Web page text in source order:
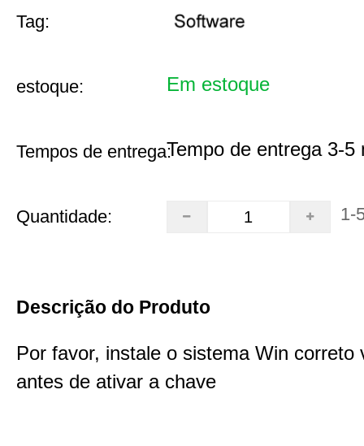
Tag:
estoque: Em estoque
Tempos de entrega:Tempo de entrega 3-5
Quantidade: 1-
Descrição do Produto
Por favor, instale o sistema Win correto
antes de ativar a chave